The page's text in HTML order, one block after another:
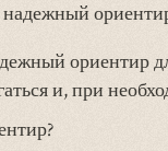
ориентир
и, при